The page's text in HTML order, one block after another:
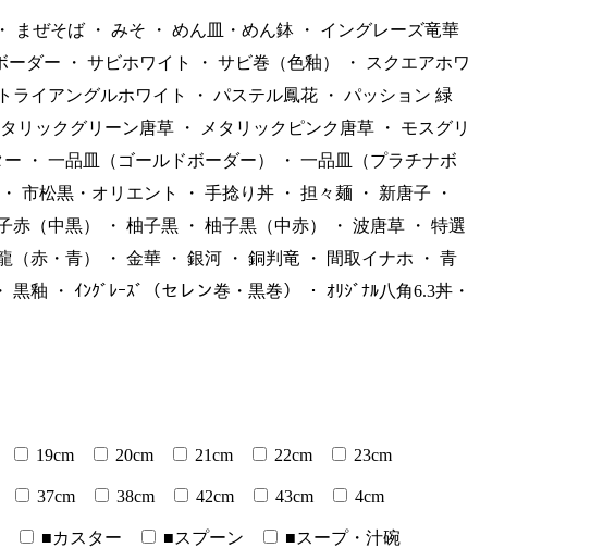
・ まぜそば ・ みそ ・ めん皿・めん鉢 ・
イングレーズ竜華
ーダー ・ サビホワイト ・ サビ巻（色釉） ・
スクエアホワ
トライアングルホワイト ・ パステル鳳花 ・ パッション 緑
タリックグリーン唐草 ・ メタリックピンク唐草 ・
モスグリ
ー ・ 一品皿（ゴールドボーダー） ・ 一品皿（プラチナボ
・ 市松黒・オリエント ・ 手捻り丼 ・ 担々麺 ・ 新唐子
・
赤（中黒） ・ 柚子黒 ・ 柚子黒（中赤） ・ 波唐草 ・ 特選
（赤・青） ・ 金華 ・ 銀河 ・ 銅判竜 ・ 間取イナホ ・ 青
・ 黒釉 ・ ｲﾝｸﾞﾚｰｽﾞ（セレン巻・黒巻） ・
ｵﾘｼﾞﾅﾙ八角6.3丼・
19cm 20cm 21cm 22cm 23cm
37cm 38cm 42cm 43cm 4cm
■カスター ■スプーン ■スープ・汁碗